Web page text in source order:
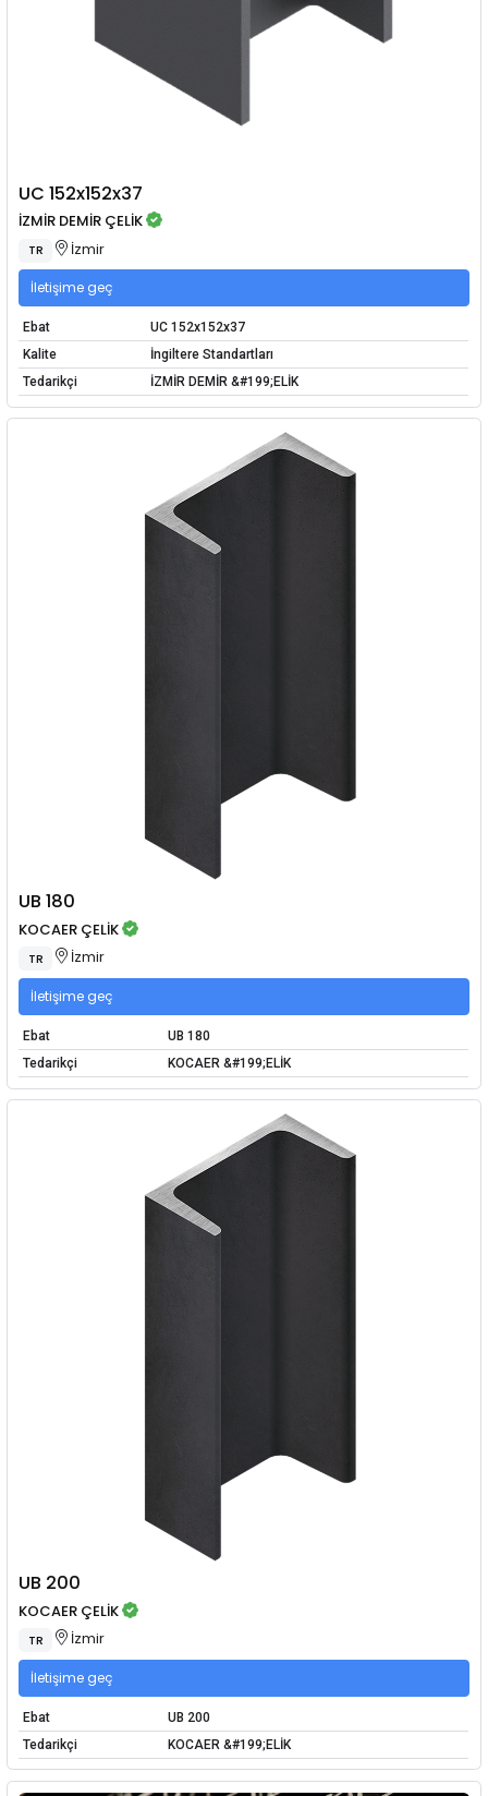
UC 152x152x37
İZMİR DEMİR ÇELİK
TR İzmir
İletişime geç
Ebat
UC 152x152x37
Kalite
İngiltere Standartları
Tedarikçi
İZMİR DEMİR &#199;ELİK
UB 180
KOCAER ÇELİK
TR İzmir
İletişime geç
Ebat
UB 180
Tedarikçi
KOCAER &#199;ELİK
UB 200
KOCAER ÇELİK
TR İzmir
İletişime geç
Ebat
UB 200
Tedarikçi
KOCAER &#199;ELİK